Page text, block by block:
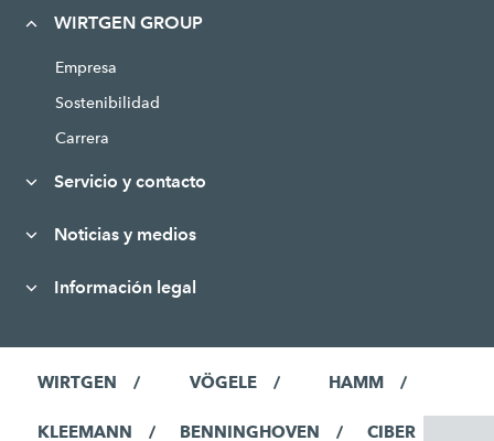
WIRTGEN GROUP
Empresa
Sostenibilidad
Carrera
Servicio y contacto
Noticias y medios
Información legal
WIRTGEN VÖGELE HAMM
KLEEMANN BENNINGHOVEN CIBER